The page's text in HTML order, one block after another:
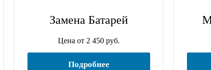
Замена Батарей
Цена от 2 450 руб.
Подробнее